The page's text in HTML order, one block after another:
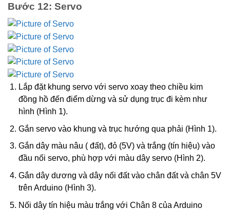
Bước 12: Servo
Lắp đặt khung servo với servo xoay theo chiều kim
đồng hồ đến điểm dừng và sử dụng trục đi kèm như
hình (Hình 1).
Gắn servo vào khung và trục hướng qua phải (Hình 1).
Gắn dây màu nâu ( đất), đỏ (5V) và trắng (tín hiệu) vào
đầu nối servo, phù hợp với màu dây servo (Hình 2).
Gắn dây dương và dây nối đất vào chân đất và chân 5V
trên Arduino (Hình 3).
Nối dây tín hiệu màu trắng với Chân 8 của Arduino